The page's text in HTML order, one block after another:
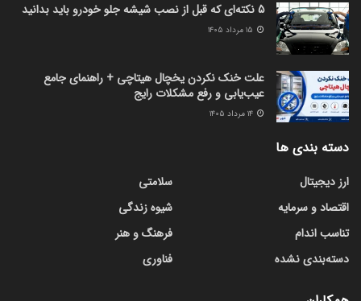
5 نکته‌ای که قبل از نصب شیشه جلو خودرو باید بدانید
علت خنک نکردن یخچال هیتاچی + راهنمای جامع
عیب‌یابی و رفع مشکلات رایج
دسته بندی ها
ارز دیجیتال
اقتصاد و سرمایه
تناسب اندام
دسته‌بندی نشده
سلامتی
شیوه زندگی
فرهنگ و هنر
فناوری